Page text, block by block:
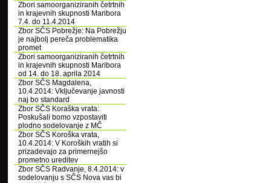
Zbori samoorganiziranih četrtnih
in krajevnih skupnosti Maribora
7.4. do 11.4.2014
Zbor SČS Pobrežje: Na Pobrežju
je najbolj pereča problematika
promet
Zbori samoorganiziranih četrtnih
in krajevnih skupnosti Maribora
od 14. do 18. aprila 2014
Zbor SČS Magdalena,
10.4.2014: Vključevanje javnosti
naj bo standard
Zbor SČS Koraška vrata:
Poskušali bomo vzpostaviti
plodno sodelovanje z MČ
Zbor SČS Koroška vrata,
10.4.2014: V Koroških vratih si
prizadevajo za primernejšo
prometno ureditev
Zbor SČS Radvanje, 8.4.2014: v
sodelovanju s SČS Nova vas bi